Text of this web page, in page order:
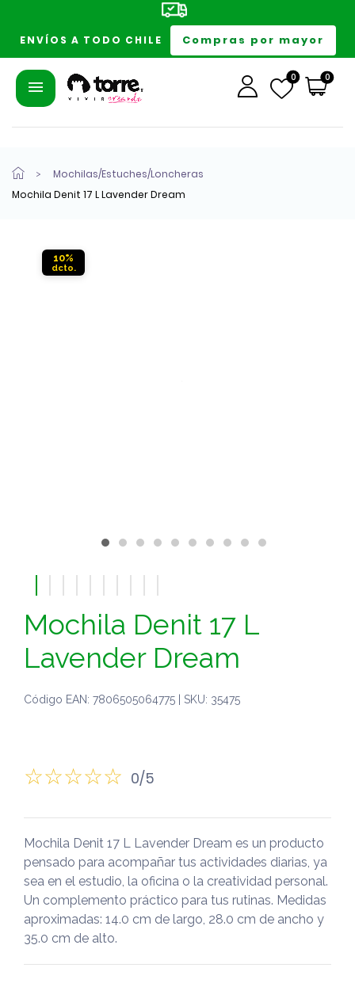
ENVÍOS A TODO CHILE Compras por mayor
0 0
Mochilas/Estuches/Loncheras
Mochila Denit 17 L Lavender Dream
10%
Mochila Denit 17 L
Lavender Dream
Código EAN: 7806505064775 | SKU: 35475
0/5
Mochila Denit 17 L Lavender Dream es un producto
pensado para acompañar tus actividades diarias, ya
sea en el estudio, la oficina o la creatividad personal.
Un complemento práctico para tus rutinas. Medidas
aproximadas: 14.0 cm de largo, 28.0 cm de ancho y
35.0 cm de alto.